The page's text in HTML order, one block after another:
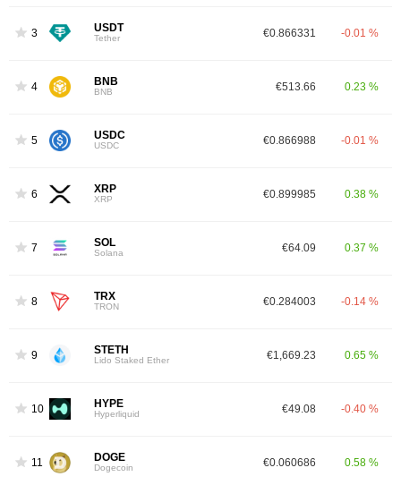
3 USDT
Tether €0.866331 -0.01 %
4 BNB
BNB €513.66 0.23 %
5 USDC
USDC €0.866988 -0.01 %
6 XRP
XRP €0.899985 0.38 %
7 SOL
Solana €64.09 0.37 %
8 TRX
TRON €0.284003 -0.14 %
9 STETH
Lido Staked Ether €1,669.23 0.65 %
10 HYPE
Hyperliquid €49.08 -0.40 %
11 DOGE
Dogecoin €0.060686 0.58 %